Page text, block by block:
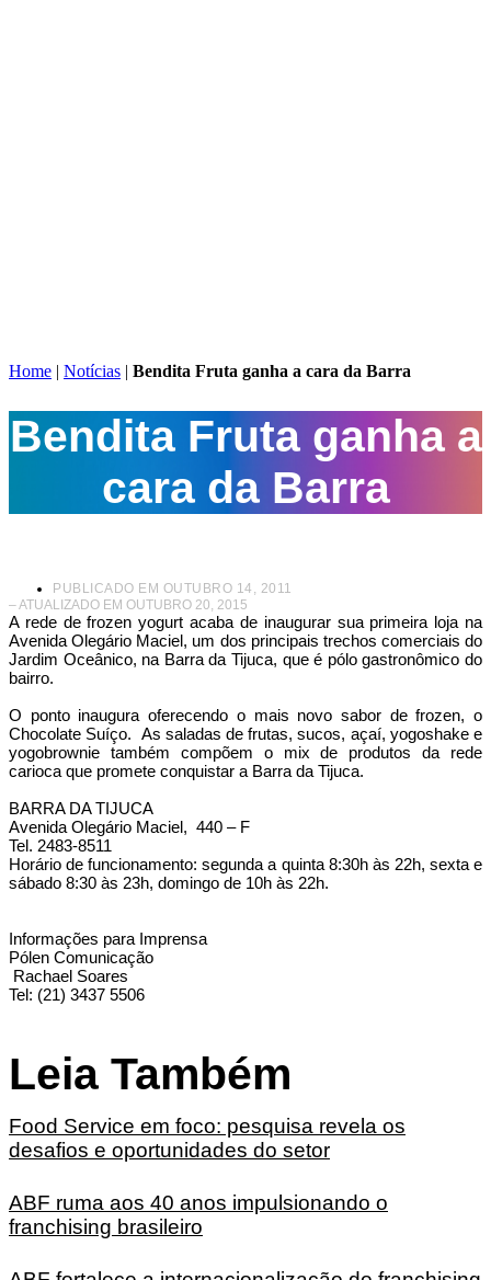
Home | Notícias | Bendita Fruta ganha a cara da Barra
Bendita Fruta ganha a
cara da Barra
PUBLICADO EM OUTUBRO 14, 2011
– ATUALIZADO EM OUTUBRO 20, 2015
A rede de frozen yogurt acaba de inaugurar sua primeira loja na
Avenida Olegário Maciel, um dos principais trechos comerciais do
Jardim Oceânico, na Barra da Tijuca, que é pólo gastronômico do
bairro.
O ponto inaugura oferecendo o mais novo sabor de frozen, o
Chocolate Suíço. As saladas de frutas, sucos, açaí, yogoshake e
yogobrownie também compõem o mix de produtos da rede
carioca que promete conquistar a Barra da Tijuca.
BARRA DA TIJUCA
Avenida Olegário Maciel, 440 – F
Tel. 2483-8511
Horário de funcionamento: segunda a quinta 8:30h às 22h, sexta e
sábado 8:30 às 23h, domingo de 10h às 22h.
Informações para Imprensa
Pólen Comunicação
Rachael Soares
Tel: (21) 3437 5506
Leia Também
Food Service em foco: pesquisa revela os
desafios e oportunidades do setor
ABF ruma aos 40 anos impulsionando o
franchising brasileiro